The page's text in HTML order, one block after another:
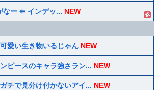
なー ⬅ インデッ... NEW
愛い生き物いるじゃん NEW
ンピースのキャラ強さラン... NEW
チで見分け付かないアイ... NEW